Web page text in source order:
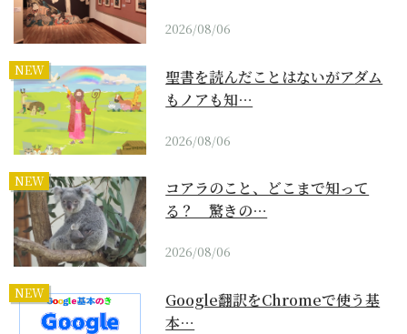
2026/08/06
NEW
聖書を読んだことはないがアダム
もノアも知…
2026/08/06
NEW
コアラのこと、どこまで知って
る？ 驚きの…
2026/08/06
NEW
Google翻訳をChromeで使う基
本…